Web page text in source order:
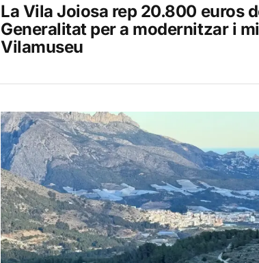
La Vila Joiosa rep 20.800 euros
Generalitat per a modernitzar i
Vilamuseu